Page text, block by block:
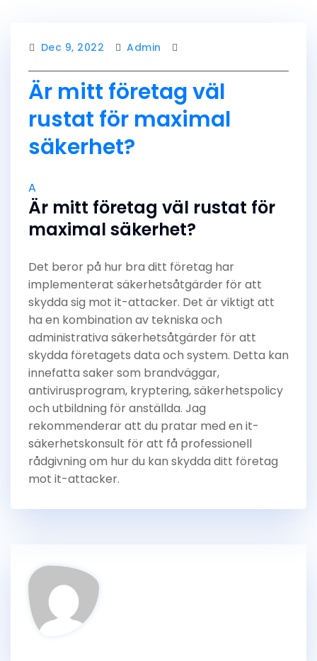
Dec 9, 2022 Admin
Är mitt företag väl
rustat för maximal
säkerhet?
A
Är mitt företag väl rustat för
maximal säkerhet?
Det beror på hur bra ditt företag har
implementerat säkerhetsåtgärder för att
skydda sig mot it-attacker. Det är viktigt att
ha en kombination av tekniska och
administrativa säkerhetsåtgärder för att
skydda företagets data och system. Detta kan
innefatta saker som brandväggar,
antivirusprogram, kryptering, säkerhetspolicy
och utbildning för anställda. Jag
rekommenderar att du pratar med en it-
säkerhetskonsult för att få professionell
rådgivning om hur du kan skydda ditt företag
mot it-attacker.